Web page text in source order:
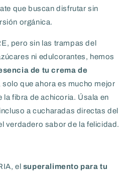
que buscan disfrutar sin
orgánica.
pero sin las trampas del
ni edulcorantes, hemos
de tu crema de
solo que ahora es mucho mejor
la fibra de achicoria. Úsala en
a cucharadas directas del
verdadero sabor de la felicidad.
el superalimento para tu